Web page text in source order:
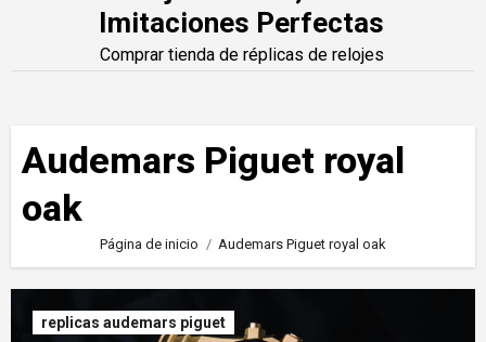
Imitaciones Perfectas
Comprar tienda de réplicas de relojes
Audemars Piguet royal
oak
Página de inicio Audemars Piguet royal oak
replicas audemars piguet